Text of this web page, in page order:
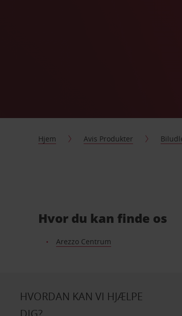
Hjem Avis Produkter
Hvor du kan finde os
Arezzo Centrum
HVORDAN KAN VI HJÆLPE